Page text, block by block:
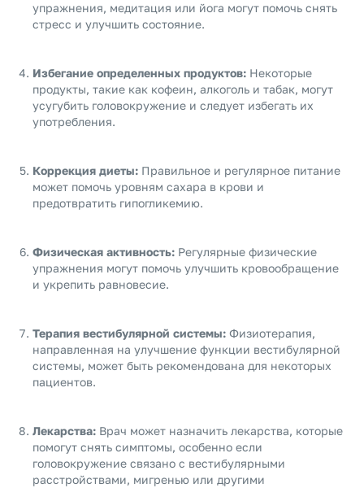
упражнения, медитация или йога могут помочь снять
стресс и улучшить состояние.
Избегание определенных продуктов: Некоторые
продукты, такие как кофеин, алкоголь и табак, могут
усугубить головокружение и следует избегать их
употребления.
Коррекция диеты: Правильное и регулярное питание
может помочь уровням сахара в крови и
предотвратить гипогликемию.
Физическая активность: Регулярные физические
упражнения могут помочь улучшить кровообращение
и укрепить равновесие.
Терапия вестибулярной системы: Физиотерапия,
направленная на улучшение функции вестибулярной
системы, может быть рекомендована для некоторых
пациентов.
Лекарства: Врач может назначить лекарства, которые
помогут снять симптомы, особенно если
головокружение связано с вестибулярными
расстройствами, мигренью или другими